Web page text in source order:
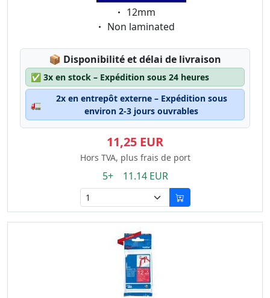
Eigenschaft:
12mm
Eigenschaft:
Non laminated
📦 Lagerstatus:
Disponibilité et délai de livraison
✅ 3x en stock – Expédition sous 24 heures
🚛
2x en entrepôt externe – Expédition sous
environ 2-3 jours ouvrables
11,25 EUR
Hors TVA, plus frais de port
5+ 11.14 EUR